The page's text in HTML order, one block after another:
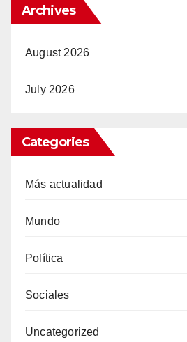
Archives
August 2026
July 2026
Categories
Más actualidad
Mundo
Política
Sociales
Uncategorized